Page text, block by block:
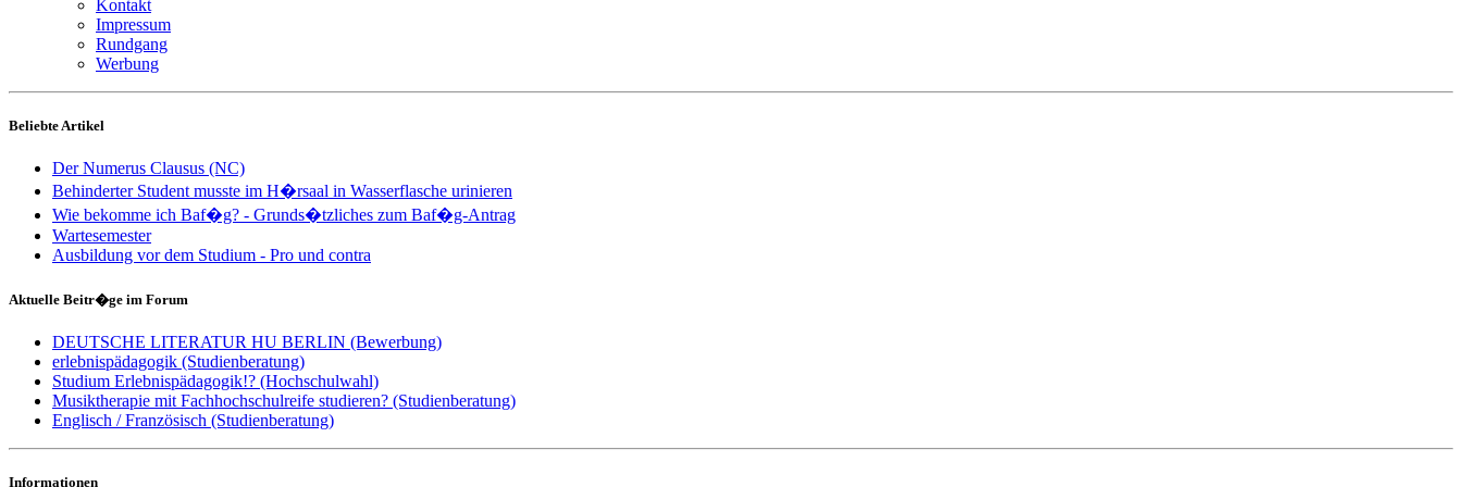
Kontakt
Impressum
Rundgang
Werbung
Beliebte Artikel
Der Numerus Clausus (NC)
Behinderter Student musste im H�rsaal in Wasserflasche urinieren
Wie bekomme ich Baf�g? - Grunds�tzliches zum Baf�g-Antrag
Wartesemester
Ausbildung vor dem Studium - Pro und contra
Aktuelle Beitr�ge im Forum
DEUTSCHE LITERATUR HU BERLIN (Bewerbung)
erlebnispädagogik (Studienberatung)
Studium Erlebnispädagogik!? (Hochschulwahl)
Musiktherapie mit Fachhochschulreife studieren? (Studienberatung)
Englisch / Französisch (Studienberatung)
Informationen